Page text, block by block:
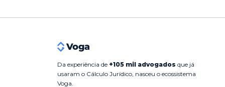
Da experiência de +105 mil advogados que já
usaram o Cálculo Jurídico, nasceu o ecossistema
Voga.